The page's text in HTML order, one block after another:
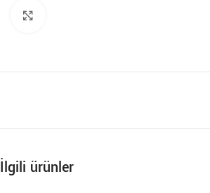
İlgili ürünler